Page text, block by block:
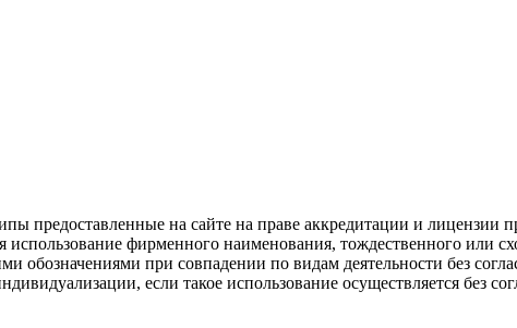
предоставленные на сайте на праве аккредитации и
использование фирменного наименования, тождественного или
обозначениями при совпадении по видам деятельности без
если такое использование осуществляется без